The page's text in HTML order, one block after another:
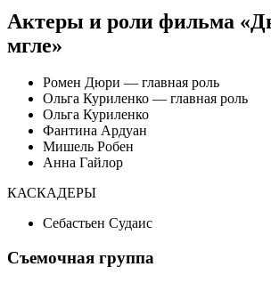
Актеры и роли фильма
мгле»
Ромен Дюри — главная роль
Ольга Куриленко — главная роль
Ольга Куриленко
Фантина Ардуан
Мишель Робен
Анна Гайлор
КАСКАДЕРЫ
Себастьен Судаис
Съемочная группа